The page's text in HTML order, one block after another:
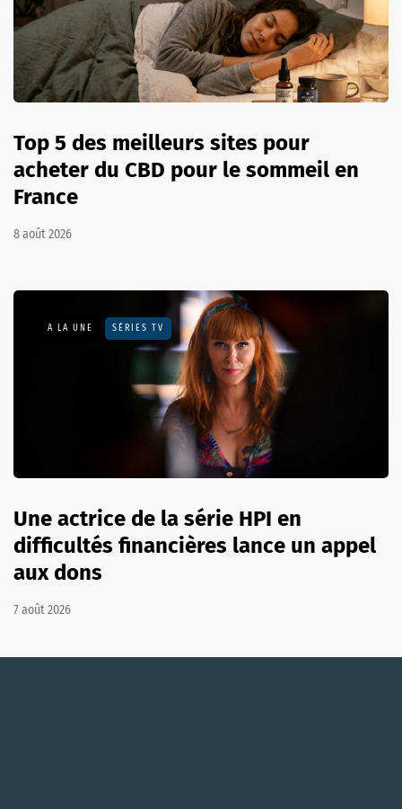
Top 5 des meilleurs sites pour
acheter du CBD pour le sommeil en
France
8 août 2026
A LA UNE SÉRIES TV
Une actrice de la série HPI en
difficultés financières lance un appel
aux dons
7 août 2026